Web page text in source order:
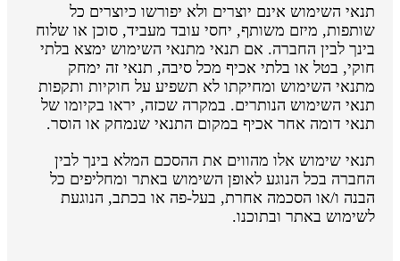
תנאי השימוש אינם יוצרים ולא יפורשו כיוצרים כל
שותפות, מיזם משותף, יחסי עובד מעביד, סוכן או שלוח
בינך לבין החברה. אם תנאי מתנאי השימוש ימצא בלתי
חוקי, בטל או בלתי אכיף מכל סיבה, תנאי זה ימחק
מתנאי השימוש ומחיקתו לא תשפיע על חוקיות ותקפות
תנאי השימוש הנותרים. במקרה שכזה, יראו בקיומו של
תנאי דומה אחר אכיף במקום התנאי שנמחק או הוסר.
תנאי שימוש אלו מהווים את ההסכם המלא בינך לבין
החברה בכל הנוגע לאופן השימוש באתר ומחליפים כל
הבנה ו/או הסכמה אחרת, בעל-פה או בכתב, הנוגעת
לשימוש באתר ובתוכנו.